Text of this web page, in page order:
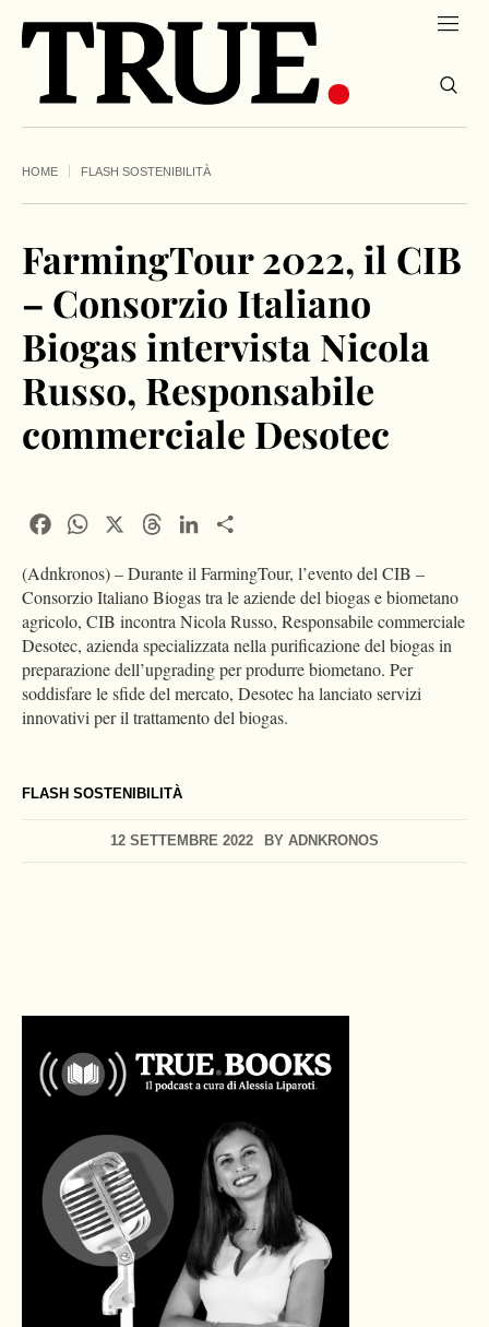
HOME FLASH SOSTENIBILITÀ
FLASH SOSTENIBILITÀ
FarmingTour 2022, il CIB
– Consorzio Italiano
Biogas intervista Nicola
Russo, Responsabile
commerciale Desotec
12 SETTEMBRE 2022 BY ADNKRONOS
FacebookWhatsApp ThreadsLinkedIn
(Adnkronos) – Durante il FarmingTour, l’evento del CIB –
Consorzio Italiano Biogas tra le aziende del biogas e biometano
agricolo, CIB incontra Nicola Russo, Responsabile commerciale
Desotec, azienda specializzata nella purificazione del biogas in
preparazione dell’upgrading per produrre biometano. Per
soddisfare le sfide del mercato, Desotec ha lanciato servizi
innovativi per il trattamento del biogas.